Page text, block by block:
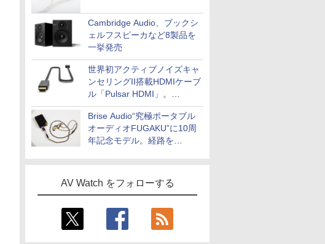
Cambridge Audio、ブックシ
ェルフスピーカなど8製品を
一挙発売
世界初アクティブノイズキャ
ンセリングII搭載HDMIケーブ
ル「Pulsar HDMI」。
SilentPowerから
Brise Audio“究極ポータブル
オーディオFUGAKU”に10周
年記念モデル。経路を
AV Watch をフォローする